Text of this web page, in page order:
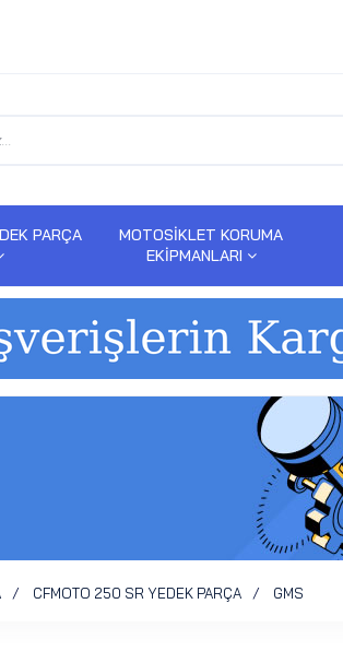
PARÇA
MOTOSİKLET KORUMA
EKİPMANLARI
CFMOTO 250 SR YEDEK PARÇA GMS